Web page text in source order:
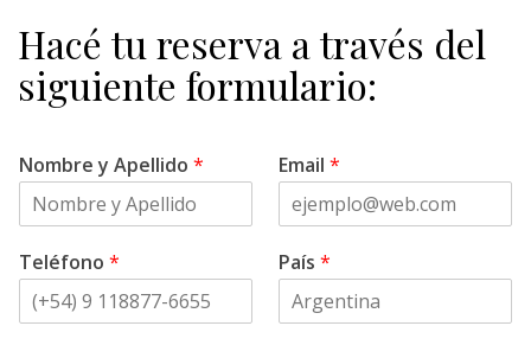
Hacé tu reserva a través del
siguiente formulario:
Nombre y Apellido * Email *
Teléfono * País *